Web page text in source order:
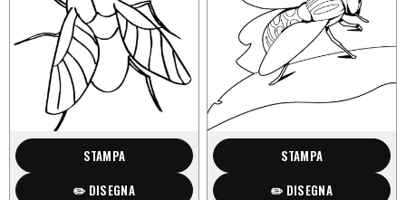
STAMPA
✏️ DISEGNA
STAMPA
✏️ DISEGNA